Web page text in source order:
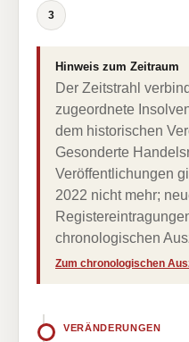
3
Hinweis zum Zeitraum
Der Zeitstrahl
zugeordnete
dem historischen
Gesonderte
Veröffentlichungen
2022 nicht mehr;
chronologischen
Zum chronologischen
VERÄNDERUNGEN